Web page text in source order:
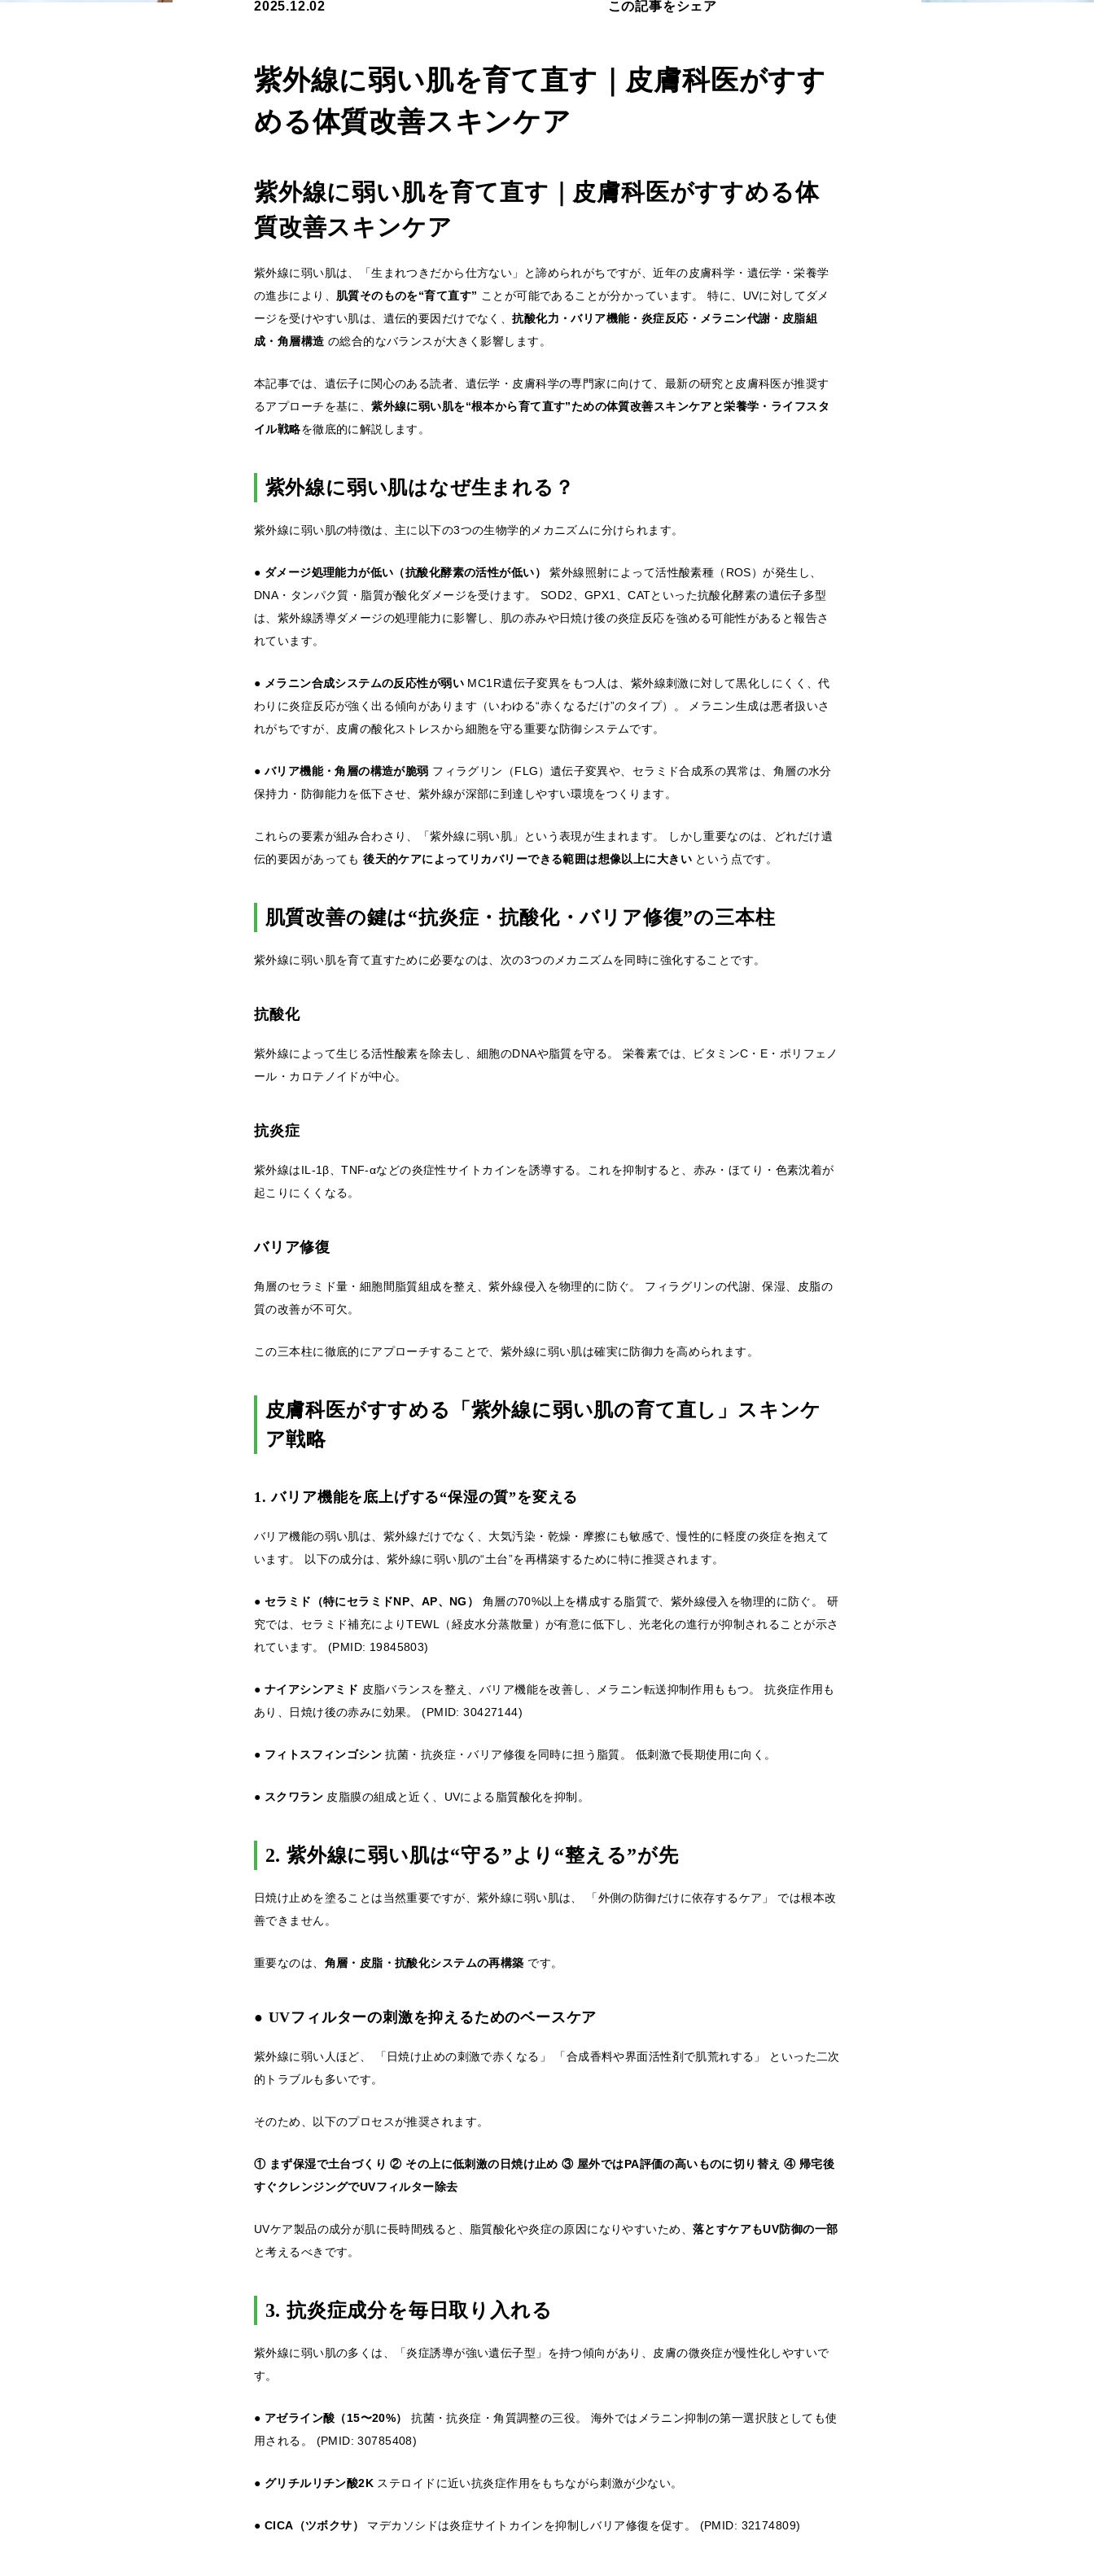
2025.12.02 この記事をシェア
紫外線に弱い肌を育て直す｜皮膚科医がすす
める体質改善スキンケア
紫外線に弱い肌を育て直す｜皮膚科医がすすめる体
質改善スキンケア
紫外線に弱い肌は、「生まれつきだから仕方ない」と諦められがちですが、近年の皮膚科学・遺伝学・栄養学
の進歩により、 肌質そのものを“育て直す” ことが可能であることが分かっています。 特に、UVに対してダメ
ージを受けやすい肌は、遺伝的要因だけでなく、抗酸化力・バリア機能・炎症反応・メラニン代謝・皮脂組
成・角層構造 の総合的なバランスが大きく影響します。
本記事では、遺伝子に関心のある読者、遺伝学・皮膚科学の専門家に向けて、最新の研究と皮膚科医が推奨す
るアプローチを基に、紫外線に弱い肌を“根本から育て直す”ための体質改善スキンケアと栄養学・ライフスタ
イル戦略を徹底的に解説します。
紫外線に弱い肌はなぜ生まれる？
紫外線に弱い肌の特徴は、主に以下の3つの生物学的メカニズムに分けられます。
● ダメージ処理能力が低い（抗酸化酵素の活性が低い）紫外線照射によって活性酸素種（ROS）が発生し、
DNA・タンパク質・脂質が酸化ダメージを受けます。 SOD2、GPX1、CATといった抗酸化酵素の遺伝子多型
は、紫外線誘導ダメージの処理能力に影響し、肌の赤みや日焼け後の炎症反応を強める可能性があると報告さ
れています。
● メラニン合成システムの反応性が弱い MC1R遺伝子変異をもつ人は、紫外線刺激に対して黒化しにくく、代
わりに炎症反応が強く出る傾向があります（いわゆる“赤くなるだけ”のタイプ）。 メラニン生成は悪者扱いさ
れがちですが、皮膚の酸化ストレスから細胞を守る重要な防御システムです。
● バリア機能・角層の構造が脆弱 フィラグリン（FLG）遺伝子変異や、セラミド合成系の異常は、角層の水分
保持力・防御能力を低下させ、紫外線が深部に到達しやすい環境をつくります。
これらの要素が組み合わさり、「紫外線に弱い肌」という表現が生まれます。 しかし重要なのは、どれだけ遺
伝的要因があっても後天的ケアによってリカバリーできる範囲は想像以上に大きいという点です。
肌質改善の鍵は“抗炎症・抗酸化・バリア修復”の三本柱
紫外線に弱い肌を育て直すために必要なのは、次の3つのメカニズムを同時に強化することです。
抗酸化
紫外線によって生じる活性酸素を除去し、細胞のDNAや脂質を守る。 栄養素では、ビタミンC・E・ポリフェノ
ール・カロテノイドが中心。
抗炎症
紫外線はIL-1β、TNF-αなどの炎症性サイトカインを誘導する。これを抑制すると、赤み・ほてり・色素沈着が
起こりにくくなる。
バリア修復
角層のセラミド量・細胞間脂質組成を整え、紫外線侵入を物理的に防ぐ。 フィラグリンの代謝、保湿、皮脂の
質の改善が不可欠。
この三本柱に徹底的にアプローチすることで、紫外線に弱い肌は確実に防御力を高められます。
皮膚科医がすすめる「紫外線に弱い肌の育て直し」スキンケ
ア戦略
1. バリア機能を底上げする“保湿の質”を変える
バリア機能の弱い肌は、紫外線だけでなく、大気汚染・乾燥・摩擦にも敏感で、慢性的に軽度の炎症を抱えて
います。 以下の成分は、紫外線に弱い肌の“土台”を再構築するために特に推奨されます。
● セラミド（特にセラミドNP、AP、NG） 角層の70%以上を構成する脂質で、紫外線侵入を物理的に防ぐ。 研
究では、セラミド補充によりTEWL（経皮水分蒸散量）が有意に低下し、光老化の進行が抑制されることが示さ
れています。 (PMID: 19845803)
● ナイアシンアミド 皮脂バランスを整え、バリア機能を改善し、メラニン転送抑制作用ももつ。 抗炎症作用も
あり、日焼け後の赤みに効果。 (PMID: 30427144)
● フィトスフィンゴシン抗菌・抗炎症・バリア修復を同時に担う脂質。 低刺激で長期使用に向く。
● スクワラン 皮脂膜の組成と近く、UVによる脂質酸化を抑制。
2. 紫外線に弱い肌は“守る”より“整える”が先
日焼け止めを塗ることは当然重要ですが、紫外線に弱い肌は、 「外側の防御だけに依存するケア」 では根本改
善できません。
重要なのは、 角層・皮脂・抗酸化システムの再構築 です。
● UVフィルターの刺激を抑えるためのベースケア
紫外線に弱い人ほど、 「日焼け止めの刺激で赤くなる」 「合成香料や界面活性剤で肌荒れする」 といった二次
的トラブルも多いです。
そのため、以下のプロセスが推奨されます。
① まず保湿で土台づくり ② その上に低刺激の日焼け止め ③ 屋外ではPA評価の高いものに切り替え ④ 帰宅後
すぐクレンジングでUVフィルター除去
UVケア製品の成分が肌に長時間残ると、脂質酸化や炎症の原因になりやすいため、 落とすケアもUV防御の一部
と考えるべきです。
3. 抗炎症成分を毎日取り入れる
紫外線に弱い肌の多くは、「炎症誘導が強い遺伝子型」を持つ傾向があり、皮膚の微炎症が慢性化しやすいで
す。
● アゼライン酸（15〜20%）抗菌・抗炎症・角質調整の三役。 海外ではメラニン抑制の第一選択肢としても使
用される。 (PMID: 30785408)
● グリチルリチン酸2K ステロイドに近い抗炎症作用をもちながら刺激が少ない。
● CICA（ツボクサ） マデカソシドは炎症サイトカインを抑制しバリア修復を促す。 (PMID: 32174809)